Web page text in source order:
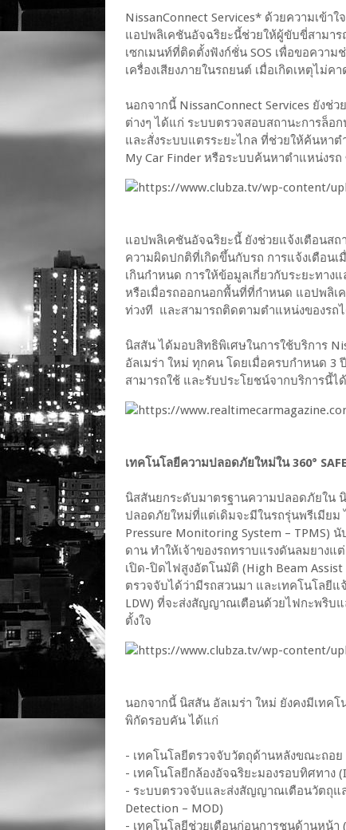
NissanConnect Services* ด้วยความเข้
แอปพลิเคชันอัจฉริยะนี้ช่วยให้ผู้ขับขี่สามาร
เซกเมนท์ที่ติดตั้งฟังก์ชั่น SOS เพื่อขอควา
เครื่องเสียงภายในรถยนต์ เมื่อเกิดเหตุไม่ค
นอกจากนี้ NissanConnect Services ยังช่
ต่างๆ ได้แก่ ระบบตรวจสอบสถานะการล็อ
และสั่งระบบแตรระยะไกล ที่ช่วยให้ค้นหา
My Car Finder หรือระบบค้นหาตำแหน่งร
แอปพลิเคชันอัจฉริยะนี้ ยังช่วยแจ้งเตือนส
ความผิดปกติที่เกิดขึ้นกับรถ การแจ้งเตือนเ
เกินกำหนด การให้ข้อมูลเกี่ยวกับระยะทา
หรือเมื่อรถออกนอกพื้นที่ที่กำหนด แอปพลิเ
ท่วงที และสามารถติดตามตำแหน่งของรถ
นิสสัน ได้มอบสิทธิพิเศษในการใช้บริการ
อัลเมร่า ใหม่ ทุกคน โดยเมื่อครบกำหนด 3
สามารถใช้ และรับประโยชน์จากบริการนี้ไ
เทคโนโลยีความปลอดภัยใหม่ใน 360°
นิสสันยกระดับมาตรฐานความปลอดภัยใน
ปลอดภัยใหม่ที่แต่เดิมจะมีในรถรุ่นพรีเมียม
Pressure Monitoring System – TPMS)
ดาน ทำให้เจ้าของรถทราบแรงดันลมยางแ
เปิด-ปิดไฟสูงอัตโนมัติ (High Beam
ตรวจจับได้ว่ามีรถสวนมา และเทคโนโลยีแ
LDW) ที่จะส่งสัญญาณเตือนด้วยไฟกะพริบ
ตั้งใจ
นอกจากนี้ นิสสัน อัลเมร่า ใหม่ ยังคงมีเทคโ
พิกัดรอบคัน ได้แก่
- เทคโนโลยีตรวจจับวัตถุด้านหลังขณะถอย
- เทคโนโลยีกล้องอัจฉริยะมองรอบทิศทาง
- ระบบตรวจจับและส่งสัญญาณเตือนวัตถุแ
Detection – MOD)
- เทคโนโลยีช่วยเตือนก่อนการชนด้านหน้า